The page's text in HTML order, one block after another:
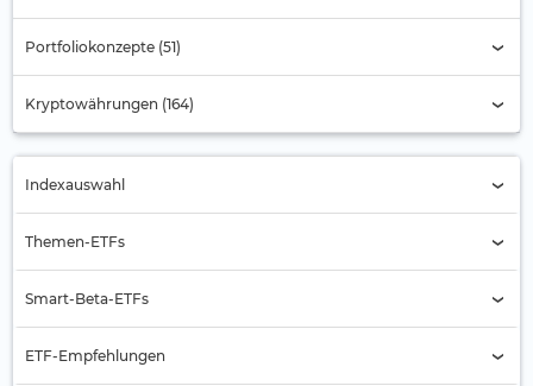
Portfoliokonzepte (51)
Kryptowährungen (164)
Indexauswahl
Indexauswahl
Themen-ETFs
Automobilbranche
Banken
Smart-Beta-ETFs
ETF-Empfehlungen